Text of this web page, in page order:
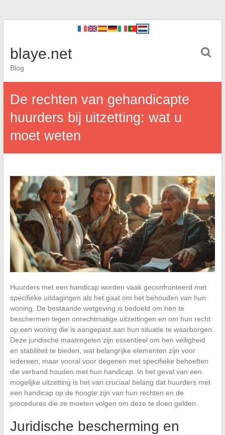
blaye.net
Blog
De rechten van gehandicapte
huurders bij uitzetting: wat u
moet weten
Huurders met een handicap worden vaak geconfronteerd met
specifieke uitdagingen als het gaat om het behouden van hun
woning. De bestaande wetgeving is bedoeld om hen te
beschermen tegen onrechtmatige uitzettingen en om hun recht
op een woning die is aangepast aan hun situatie te waarborgen.
Deze juridische maatregelen zijn essentieel om hen veiligheid
en stabiliteit te bieden, wat belangrijke elementen zijn voor
iedereen, maar vooral voor degenen met specifieke behoeften
die verband houden met hun handicap. In het geval van een
mogelijke uitzetting is het van cruciaal belang dat huurders met
een handicap op de hoogte zijn van hun rechten en de
procedures die ze moeten volgen om deze te doen gelden.
Juridische bescherming en